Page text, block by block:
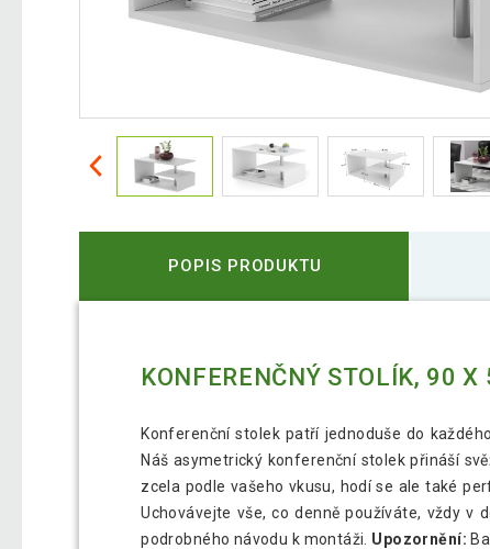
POPIS PRODUKTU
KONFERENČNÝ STOLÍK, 90
Konferenční stolek patří jednoduše do
Náš asymetrický konferenční stolek přináší
zcela podle vašeho vkusu, hodí se ale také
Uchovávejte vše, co denně používáte, vždy v
podrobného návodu k montáži. Upozornění: